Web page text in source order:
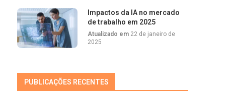
Impactos da IA no mercado
de trabalho em 2025
Atualizado em 22 de janeiro de
2025
PUBLICAÇÕES RECENTES